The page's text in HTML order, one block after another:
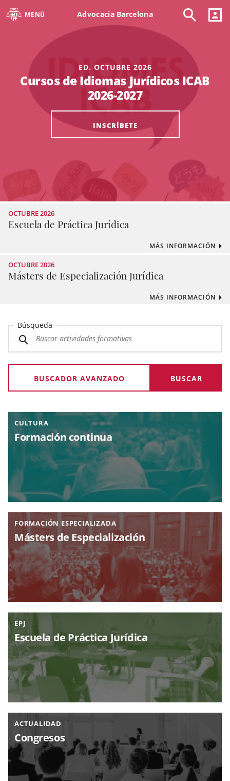
MENÚ Advocacia Barcelona
ED. OCTUBRE 2026
Cursos de Idiomas Jurídicos ICAB
2026-2027
INSCRÍBETE
OCTUBRE 2026
Escuela de Práctica Jurídica
MÁS INFORMACIÓN
OCTUBRE 2026
Másters de Especialización Jurídica
MÁS INFORMACIÓN
Búsqueda
BUSCADOR AVANZADO
CULTURA
Formación continua
FORMACIÓN ESPECIALIZADA
Másters de Especialización
EPJ
Escuela de Práctica Jurídica
ACTUALIDAD
Congresos